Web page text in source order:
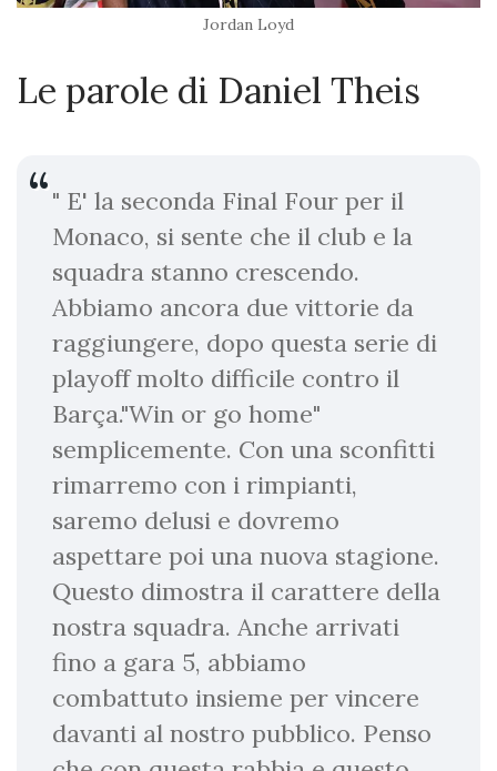
Jordan Loyd
Le parole di Daniel Theis
" E' la seconda Final Four per il
Monaco, si sente che il club e la
squadra stanno crescendo.
Abbiamo ancora due vittorie da
raggiungere, dopo questa serie di
playoff molto difficile contro il
Barça."Win or go home"
semplicemente. Con una sconfitti
rimarremo con i rimpianti,
saremo delusi e dovremo
aspettare poi una nuova stagione.
Questo dimostra il carattere della
nostra squadra. Anche arrivati
fino a gara 5, abbiamo
combattuto insieme per vincere
davanti al nostro pubblico. Penso